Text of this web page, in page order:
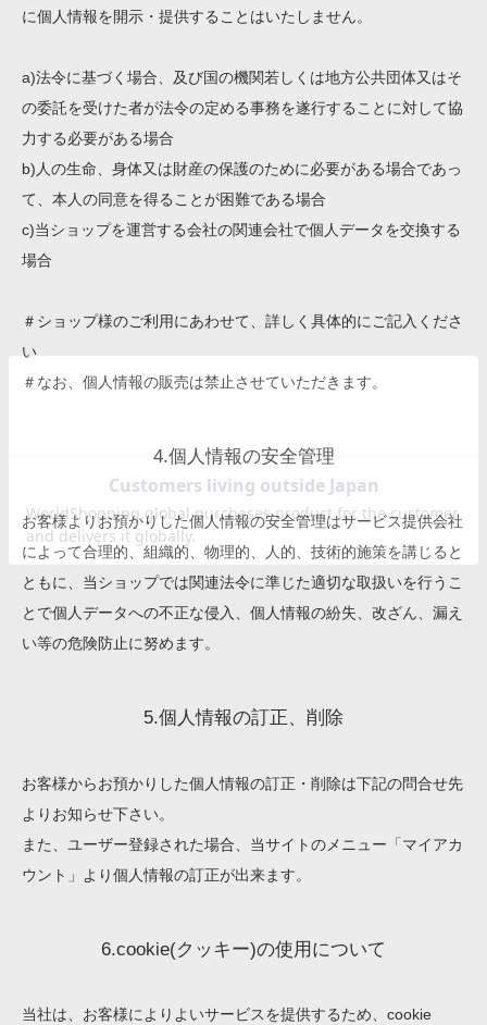
に個人情報を開示・提供することはいたしません。
a)法令に基づく場合、及び国の機関若しくは地方公共団体又はそ
の委託を受けた者が法令の定める事務を遂行することに対して協
力する必要がある場合
b)人の生命、身体又は財産の保護のために必要がある場合であっ
て、本人の同意を得ることが困難である場合
c)当ショップを運営する会社の関連会社で個人データを交換する
場合
＃ショップ様のご利用にあわせて、詳しく具体的にご記入くださ
い
＃なお、個人情報の販売は禁止させていただきます。
4.個人情報の安全管理
お客様よりお預かりした個人情報の安全管理はサービス提供会社
によって合理的、組織的、物理的、人的、技術的施策を講じると
ともに、当ショップでは関連法令に準じた適切な取扱いを行うこ
とで個人データへの不正な侵入、個人情報の紛失、改ざん、漏え
い等の危険防止に努めます。
5.個人情報の訂正、削除
お客様からお預かりした個人情報の訂正・削除は下記の問合せ先
よりお知らせ下さい。
また、ユーザー登録された場合、当サイトのメニュー「マイアカ
ウント」より個人情報の訂正が出来ます。
6.cookie(クッキー)の使用について
当社は、お客様によりよいサービスを提供するため、cookie